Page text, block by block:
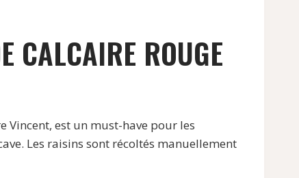
CALCAIRE ROUGE
Vincent, est un must-have pour les
Les raisins sont récoltés manuellement